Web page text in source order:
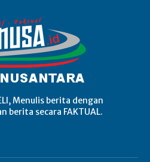
Menulis berita dengan
berita secara FAKTUAL.